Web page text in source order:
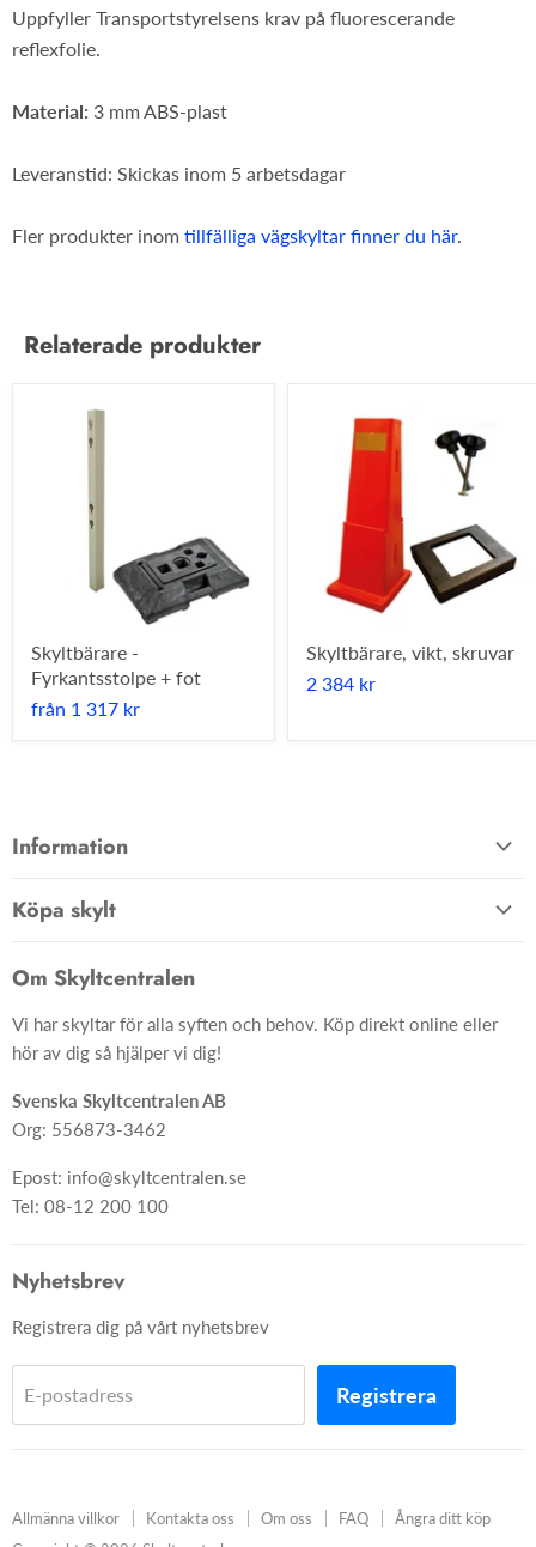
Uppfyller Transportstyrelsens krav på fluorescerande
reflexfolie.
Material: 3 mm ABS-plast
Leveranstid: Skickas inom 5 arbetsdagar
Fler produkter inom tillfälliga vägskyltar finner du här.
Relaterade produkter
Skyltbärare -
Fyrkantsstolpe + fot
från 1 317 kr
Skyltbärare, vikt, skruvar
2 384 kr
Information
Om oss
Ångra ditt köp
Köpa skylt
Material
Skyltar
Skapa skylt från grunden
Om Skyltcentralen
Vi har skyltar för alla syften och behov. Köp direkt online eller
hör av dig så hjälper vi dig!
Svenska Skyltcentralen AB
Org: 556873-3462
Epost: info@skyltcentralen.se
Tel: 08-12 200 100
Nyhetsbrev
Registrera dig på vårt nyhetsbrev
E-postadress Registrera
Allmänna villkor Kontakta oss Om oss FAQ
Ångra ditt köp